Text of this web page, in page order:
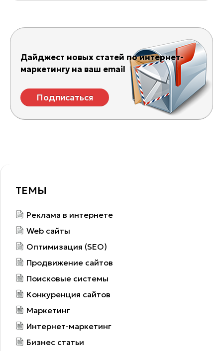
Дайджест новых статей по интернет-
маркетингу на ваш email
Подписаться
ТЕМЫ
Реклама в интернете
Web сайты
Оптимизация (SEO)
Продвижение сайтов
Поисковые системы
Конкуренция сайтов
Маркетинг
Интернет-маркетинг
Бизнес статьи